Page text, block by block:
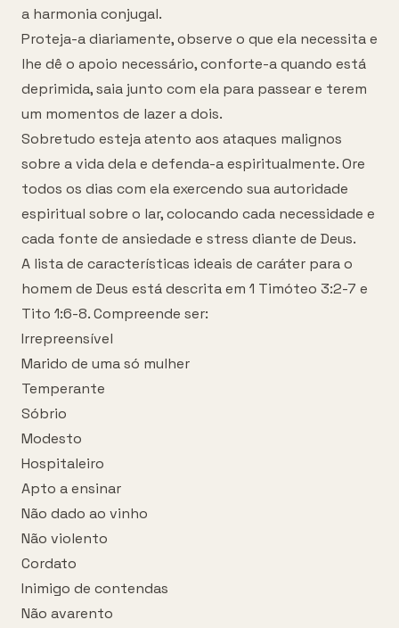
a harmonia conjugal.
Proteja-a diariamente, observe o que ela necessita e
lhe dê o apoio necessário, conforte-a quando está
deprimida, saia junto com ela para passear e terem
um momentos de lazer a dois.
Sobretudo esteja atento aos ataques malignos
sobre a vida dela e defenda-a espiritualmente. Ore
todos os dias com ela exercendo sua autoridade
espiritual sobre o lar, colocando cada necessidade e
cada fonte de ansiedade e stress diante de Deus.
A lista de características ideais de caráter para o
homem de Deus está descrita em 1 Timóteo 3:2-7 e
Tito 1:6-8. Compreende ser:
Irrepreensível
Marido de uma só mulher
Temperante
Sóbrio
Modesto
Hospitaleiro
Apto a ensinar
Não dado ao vinho
Não violento
Cordato
Inimigo de contendas
Não avarento